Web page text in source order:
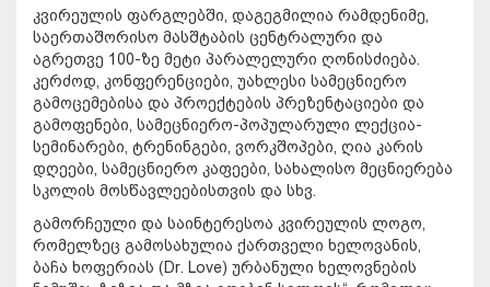
კვირეულის ფარგლებში, დაგეგმილია რამდენიმე,
საერთაშორისო მასშტაბის ცენტრალური და
აგრეთვე 100-ზე მეტი პარალელური ღონისძიება.
კერძოდ, კონფერენციები, უახლესი სამეცნიერო
გამოცემებისა და პროექტების პრეზენტაციები და
გამოფენები, სამეცნიერო-პოპულარული ლექცია-
სემინარები, ტრენინგები, ვორკშოპები, ღია კარის
დღეები, სამეცნიერო კაფეები, სახალისო მეცნიერება
სკოლის მოსწავლეებისთვის და სხვ.
გამორჩეული და საინტერესოა კვირეულის ლოგო,
რომელზეც გამოსახულია ქართველი ხელოვანის,
ბაჩა ხოფერიას (Dr. Love) ურბანული ხელოვნების